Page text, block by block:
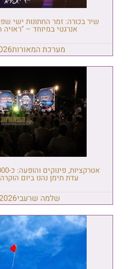
שיר בכורה: זמר החתונות ישי
אנרגטי במיוחד –
מערכת המאורות
עדת תימן נהנו ביום
שלמה שרעבי